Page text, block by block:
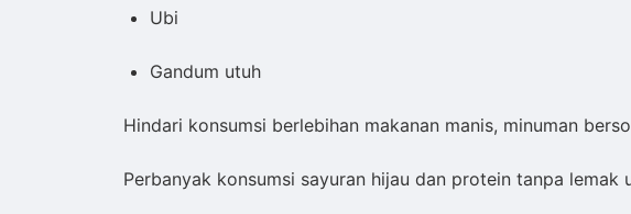
Ubi
Gandum utuh
Hindari konsumsi berlebihan makanan manis, minuman
Perbanyak konsumsi sayuran hijau dan protein tanpa